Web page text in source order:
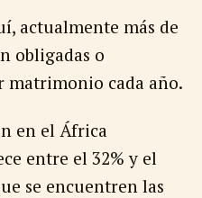
actualmente más de
obligadas o
matrimonio cada año.
en el África
entre el 32% y el
se encuentren las